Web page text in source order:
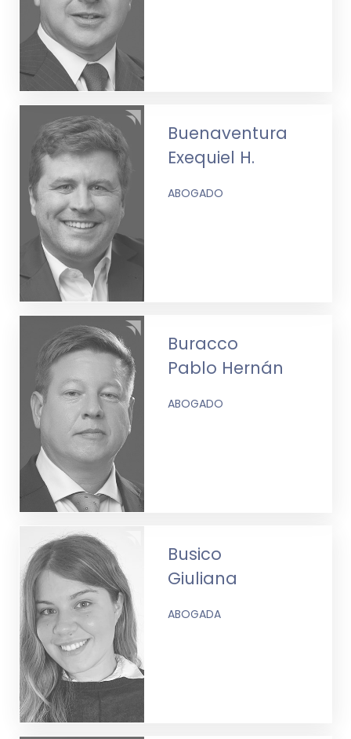
Buenaventura
Exequiel H.
ABOGADO
Buracco
Pablo Hernán
ABOGADO
Busico
Giuliana
ABOGADA